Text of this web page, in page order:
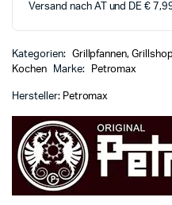
Versand nach AT und DE €
Kategorien: Grillpfannen,Grillshop
Kochen
Marke: Petromax
Hersteller: Petromax